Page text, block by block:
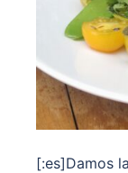
[:es]Damos